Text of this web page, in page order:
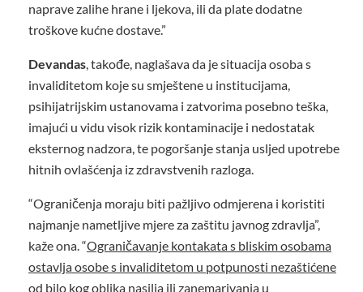
naprave zalihe hrane i ljekova, ili da plate dodatne
troškove kućne dostave.”
Devandas, takođe, naglašava da je situacija osoba s
invaliditetom koje su smještene u institucijama,
psihijatrijskim ustanovama i zatvorima posebno teška,
imajući u vidu visok rizik kontaminacije i nedostatak
eksternog nadzora, te pogoršanje stanja usljed upotrebe
hitnih ovlašćenja iz zdravstvenih razloga.
“Ograničenja moraju biti pažljivo odmjerena i koristiti
najmanje nametljive mjere za zaštitu javnog zdravlja”,
kaže ona. “Ograničavanje kontakata s bliskim osobama
ostavlja osobe s invaliditetom u potpunosti nezaštićene
od bilo kog oblika nasilja ili zanemarivanja u